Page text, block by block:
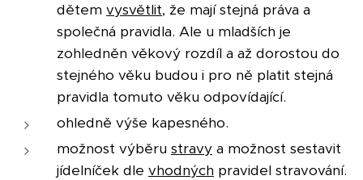
dětem vysvětlit, že mají stejná práva a
společná pravidla. Ale u mladších je
zohledněn věkový rozdíl a až dorostou do
stejného věku budou i pro ně platit stejná
pravidla tomuto věku odpovídající.
ohledně výše kapesného.
možnost výběru stravy a možnost sestavit
jídelníček dle vhodných pravidel stravování.